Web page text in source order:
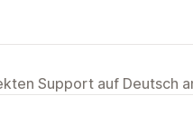
Support auf Deutsch